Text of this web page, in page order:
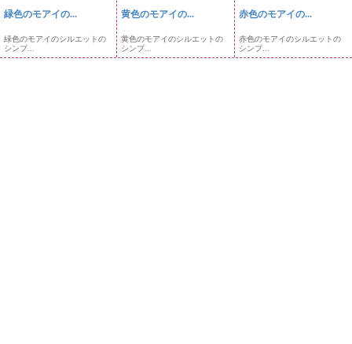
緑色のモアイの...
緑色のモアイのシルエットの
シンプ...
黄色のモアイの...
黄色のモアイのシルエットの
シンプ...
赤色のモアイの...
赤色のモアイのシルエットの
シンプ...